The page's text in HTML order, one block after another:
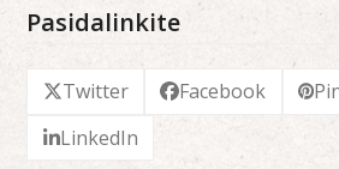
Pasidalinkite
Twitter Facebook
LinkedIn